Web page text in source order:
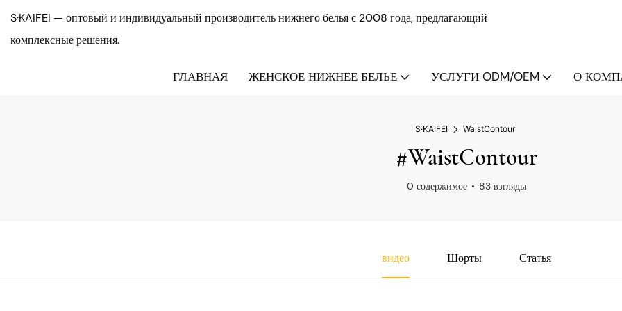
S·KAIFEI — оптовый и индивидуальный производитель нижнего белья с 2008 года, предлагающий
комплексные решения.
ГЛАВНАЯ ЖЕНСКОЕ НИЖНЕЕ БЕЛЬЕ УСЛУГИ ODM/OEM О
S·KAIFEI WaistContour
#WaistContour
0 содержимое 83 взгляды
видео Шорты Статья